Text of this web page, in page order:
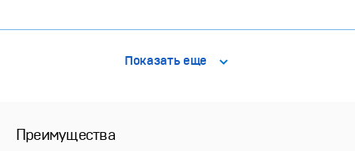
Показать еще
Преимущества